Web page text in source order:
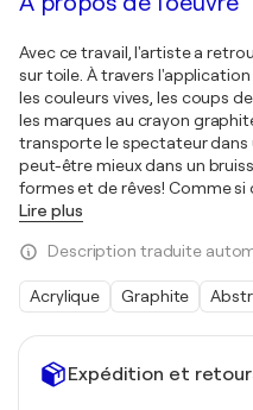
Expédition et
Avec ce travail, l'artiste a
sur toile. À travers
les couleurs vives, les coups
les marques au crayon
transporte le spectateur dans
peut-être mieux dans un
formes et de rêves! Comme si
Lire plus
Description traduite
Acrylique Graphite